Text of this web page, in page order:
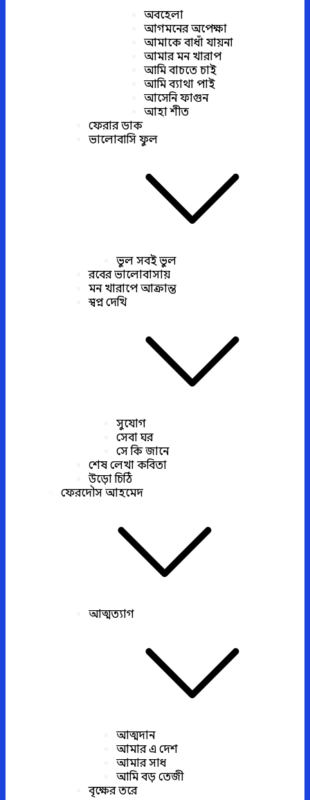
অবহেলা
আগমনের অপেক্ষা
আমাকে বাধাঁ যায়না
আমার মন খারাপ
আমি বাচতে চাই
আমি ব্যাথা পাই
আসেনি ফাগুন
আহা শীত
ফেরার ডাক
ভালোবাসি ফুল
ভুল সবই ভুল
রবের ভালোবাসায়
মন খারাপে আক্রান্ত
স্বপ্ন দেখি
সুযোগ
সেবা ঘর
সে কি জানে
শেষ লেখা কবিতা
উড়ো চিঠি
ফেরদৌস আহমেদ
আত্মত্যাগ
আত্মদান
আমার এ দেশ
আমার সাধ
আমি বড় তেজী
বৃক্ষের তরে